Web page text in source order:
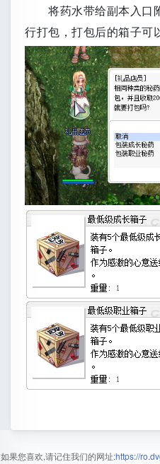
将药水带给副本入口
行打包，打包后的箱子可
如果您喜欢,请记住我们的网址:https://